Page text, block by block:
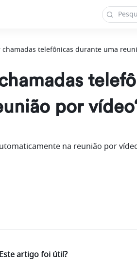
chamadas telefônicas durante uma
por
na reunião por
Este artigo foi útil?